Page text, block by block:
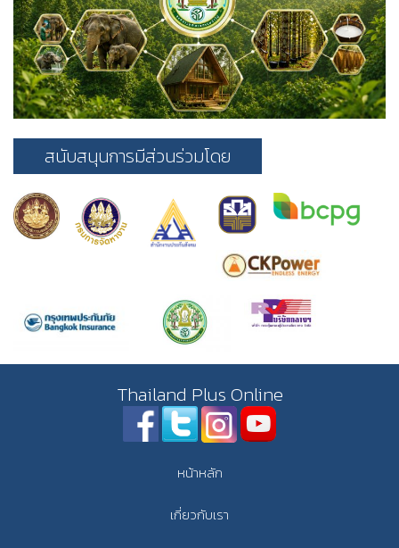
สนับสนุนการมีส่วนร่วมโดย
Thailand Plus Online
หน้าหลัก
เกี่ยวกับเรา